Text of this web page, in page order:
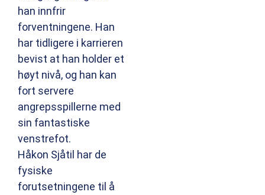
han innfrir
forventningene. Han
har tidligere i karrieren
bevist at han holder et
høyt nivå, og han kan
fort servere
angrepsspillerne med
sin fantastiske
venstrefot.
Håkon Sjåtil har de
fysiske
forutsetningene til å